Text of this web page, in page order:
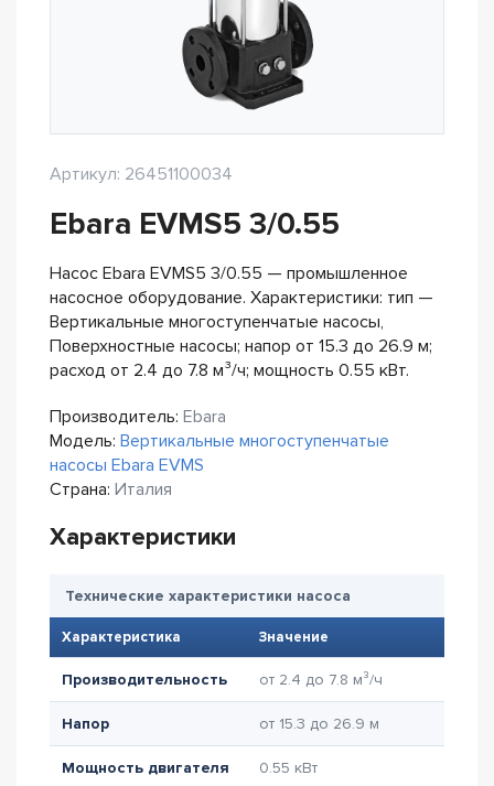
Артикул: 26451100034
Ebara EVMS5 3/0.55
Насос Ebara EVMS5 3/0.55 — промышленное
насосное оборудование. Характеристики: тип —
Вертикальные многоступенчатые насосы,
Поверхностные насосы; напор от 15.3 до 26.9 м;
расход от 2.4 до 7.8 м³/ч; мощность 0.55 кВт.
Производитель: Ebara
Модель: Вертикальные многоступенчатые
насосы Ebara EVMS
Страна: Италия
Характеристики
Технические характеристики насоса
Характеристика Значение
Производительность от 2.4 до 7.8 м³/ч
Напор от 15.3 до 26.9 м
Мощность двигателя 0.55 кВт